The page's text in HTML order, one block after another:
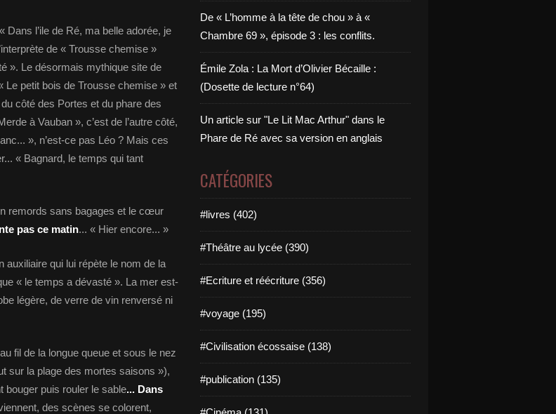
« Dans l’ile de Ré, ma belle adorée, je
de « Trousse chemise »
». Le désormais mythique site de
Le petit bois de Trousse chemise » et
côté des Portes et du phare des
à Vauban », c’est de l’autre côté,
», n’est-ce pas Léo ? Mais ces
« Bagnard, le temps qui tant
remords sans bagages et le cœur
pas ce matin... « Hier encore... »
auxiliaire qui lui répète le nom de la
« le temps a dévasté ». La mer est-
légère, de verre de vin renversé ni
fil de la longue queue et sous le nez
sur la plage des mortes saisons »),
bouger puis rouler le sable... Dans
des scènes se colorent,
De « L’homme à la tête de chou » à «
Chambre 69 », épisode 3 : les conflits.
Émile Zola : La Mort d’Olivier Bécaille :
(Dosette de lecture n°64)
Un article sur "Le Lit Mac Arthur" dans le
Phare de Ré avec sa version en anglais
CATÉGORIES
#livres (402)
#Théâtre au lycée (390)
#Ecriture et réécriture (356)
#voyage (195)
#Civilisation écossaise (138)
#publication (135)